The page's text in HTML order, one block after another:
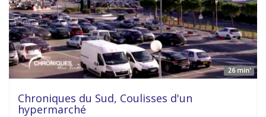
26 min'
Chroniques du Sud, Coulisses d'un
hypermarché